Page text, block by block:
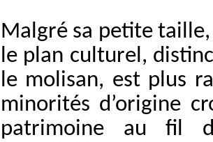
Malgré sa petite
le plan culturel,
le molisan, est plus
minorités d’origine
patrimoine au fil